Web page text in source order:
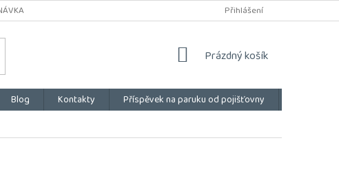
Přihlášení
NÁKUPNÍ
Prázdný košík
Blog Kontakty Příspěvek na paruku od pojišťovny